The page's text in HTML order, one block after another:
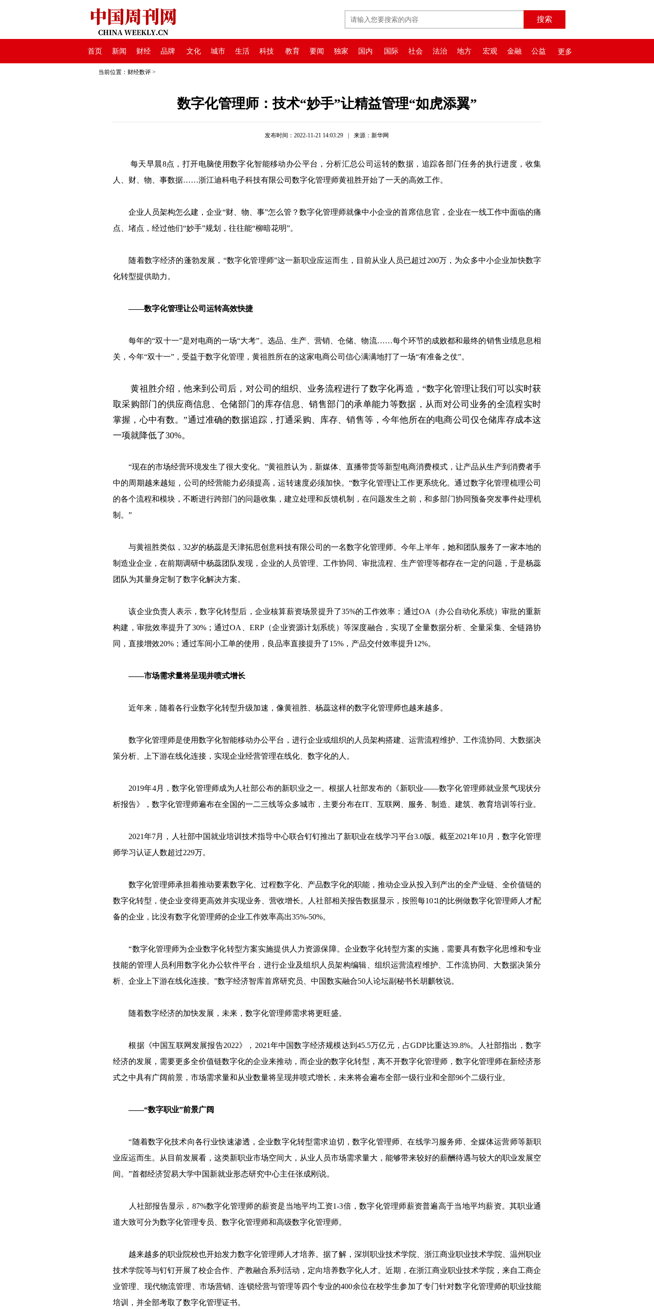
首页 新闻 财经 品牌 文化 城市 生活 科技 教育 要闻 独家 国内 国际 社会 法治 地方 宏观 金融 公益 更多
当前位置： 财经数评 >
数字化管理师：技术“妙手”让精益管理“如虎添翼”
发布时间：2022-11-21 14:03:29 来源：新华网
每天早晨8点，打开电脑使用数字化智能移动办公平台，分析汇总公司运转的数据，追踪各部门任务的执行进度，收集
人、财、物、事数据……浙江迪科电子科技有限公司数字化管理师黄祖胜开始了一天的高效工作。
企业人员架构怎么建，企业“财、物、事”怎么管？数字化管理师就像中小企业的首席信息官，企业在一线工作中面临的痛
点、堵点，经过他们“妙手”规划，往往能“柳暗花明”。
随着数字经济的蓬勃发展，“数字化管理师”这一新职业应运而生，目前从业人员已超过200万，为众多中小企业加快数字
化转型提供助力。
——数字化管理让公司运转高效快捷
每年的“双十一”是对电商的一场“大考”。选品、生产、营销、仓储、物流……每个环节的成败都和最终的销售业绩息息相
关，今年“双十一”，受益于数字化管理，黄祖胜所在的这家电商公司信心满满地打了一场“有准备之仗”。
黄祖胜介绍，他来到公司后，对公司的组织、业务流程进行了数字化再造，“数字化管理让我们可以实时获
取采购部门的供应商信息、仓储部门的库存信息、销售部门的承单能力等数据，从而对公司业务的全流程实时
掌握，心中有数。”通过准确的数据追踪，打通采购、库存、销售等，今年他所在的电商公司仅仓储库存成本这
一项就降低了30%。
“现在的市场经营环境发生了很大变化。”黄祖胜认为，新媒体、直播带货等新型电商消费模式，让产品从生产到消费者手
中的周期越来越短，公司的经营能力必须提高，运转速度必须加快。“数字化管理让工作更系统化。通过数字化管理梳理公司
的各个流程和模块，不断进行跨部门的问题收集，建立处理和反馈机制，在问题发生之前，和多部门协同预备突发事件处理机
制。”
与黄祖胜类似，32岁的杨蕊是天津拓思创意科技有限公司的一名数字化管理师。今年上半年，她和团队服务了一家本地的
制造业企业，在前期调研中杨蕊团队发现，企业的人员管理、工作协同、审批流程、生产管理等都存在一定的问题，于是杨蕊
团队为其量身定制了数字化解决方案。
该企业负责人表示，数字化转型后，企业核算薪资场景提升了35%的工作效率；通过OA（办公自动化系统）审批的重新
构建，审批效率提升了30%；通过OA、ERP（企业资源计划系统）等深度融合，实现了全量数据分析、全量采集、全链路协
同，直接增效20%；通过车间小工单的使用，良品率直接提升了15%，产品交付效率提升12%。
——市场需求量将呈现井喷式增长
近年来，随着各行业数字化转型升级加速，像黄祖胜、杨蕊这样的数字化管理师也越来越多。
数字化管理师是使用数字化智能移动办公平台，进行企业或组织的人员架构搭建、运营流程维护、工作流协同、大数据决
策分析、上下游在线化连接，实现企业经营管理在线化、数字化的人。
2019年4月，数字化管理师成为人社部公布的新职业之一。根据人社部发布的《新职业——数字化管理师就业景气现状分
析报告》，数字化管理师遍布在全国的一二三线等众多城市，主要分布在IT、互联网、服务、制造、建筑、教育培训等行业。
2021年7月，人社部中国就业培训技术指导中心联合钉钉推出了新职业在线学习平台3.0版。截至2021年10月，数字化管理
师学习认证人数超过229万。
数字化管理师承担着推动要素数字化、过程数字化、产品数字化的职能，推动企业从投入到产出的全产业链、全价值链的
数字化转型，使企业变得更高效并实现业务、营收增长。人社部相关报告数据显示，按照每10∶1的比例做数字化管理师人才配
备的企业，比没有数字化管理师的企业工作效率高出35%-50%。
“数字化管理师为企业数字化转型方案实施提供人力资源保障。企业数字化转型方案的实施，需要具有数字化思维和专业
技能的管理人员利用数字化办公软件平台，进行企业及组织人员架构编辑、组织运营流程维护、工作流协同、大数据决策分
析、企业上下游在线化连接。”数字经济智库首席研究员、中国数实融合50人论坛副秘书长胡麒牧说。
随着数字经济的加快发展，未来，数字化管理师需求将更旺盛。
根据《中国互联网发展报告2022》，2021年中国数字经济规模达到45.5万亿元，占GDP比重达39.8%。人社部指出，数字
经济的发展，需要更多全价值链数字化的企业来推动，而企业的数字化转型，离不开数字化管理师，数字化管理师在新经济形
式之中具有广阔前景，市场需求量和从业数量将呈现井喷式增长，未来将会遍布全部一级行业和全部96个二级行业。
——“数字职业”前景广阔
“随着数字化技术向各行业快速渗透，企业数字化转型需求迫切，数字化管理师、在线学习服务师、全媒体运营师等新职
业应运而生。从目前发展看，这类新职业市场空间大，从业人员市场需求量大，能够带来较好的薪酬待遇与较大的职业发展空
间。”首都经济贸易大学中国新就业形态研究中心主任张成刚说。
人社部报告显示，87%数字化管理师的薪资是当地平均工资1-3倍，数字化管理师薪资普遍高于当地平均薪资。其职业通
道大致可分为数字化管理专员、数字化管理师和高级数字化管理师。
越来越多的职业院校也开始发力数字化管理师人才培养。据了解，深圳职业技术学院、浙江商业职业技术学院、温州职业
技术学院等与钉钉开展了校企合作、产教融合系列活动，定向培养数字化人才。近期，在浙江商业职业技术学院，来自工商企
业管理、现代物流管理、市场营销、连锁经营与管理等四个专业的400余位在校学生参加了专门针对数字化管理师的职业技能
培训，并全部考取了数字化管理证书。